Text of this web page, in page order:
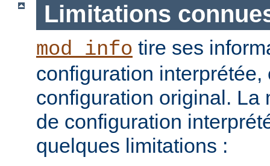
Limitations
mod_info tire ses
configuration
configuration original. La
de configuration
quelques limitations :